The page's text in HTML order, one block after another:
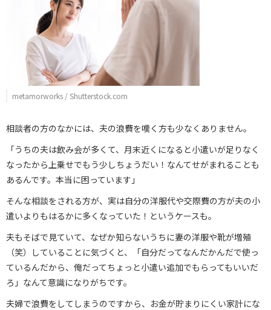
metamorworks / Shutterstock.com
相談者の方のなかには、夫の浪費を嘆く方も少なくありません。
「うちの夫は飲み会が多くて、月末近くになると小遣いが足りなく
なったから上乗せでもう少しちょうだい！なんてせがまれることも
あるんです。本当に困っています」
そんな相談をされる方が、実は自分の洋服代や交際費の方が夫の小
遣いよりもはるかに多くなっていた！というケースも。
夫もそばで見ていて、なぜか知らないうちに妻の洋服や靴が増殖
（笑）していることに気づくと、「自分だってなんだかんだで使っ
ているんだから、俺だってちょっと小遣い追加でもらってもいいだ
ろ」なんて意識になりがちです。
夫婦で浪費をしてしまうのですから、お金が貯まりにくい家計にな